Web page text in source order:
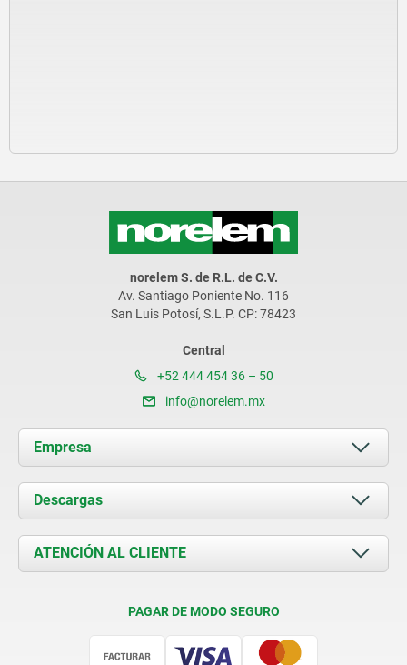
norelem S. de R.L. de C.V.
Av. Santiago Poniente No. 116
San Luis Potosí, S.L.P. CP: 78423
Central
+52 444 454 36 – 50
info@norelem.mx
Empresa
Acerca de nosotros
Novedades
Contacto
Descargas
Documents
ATENCIÓN AL CLIENTE
PAGAR DE MODO SEGURO